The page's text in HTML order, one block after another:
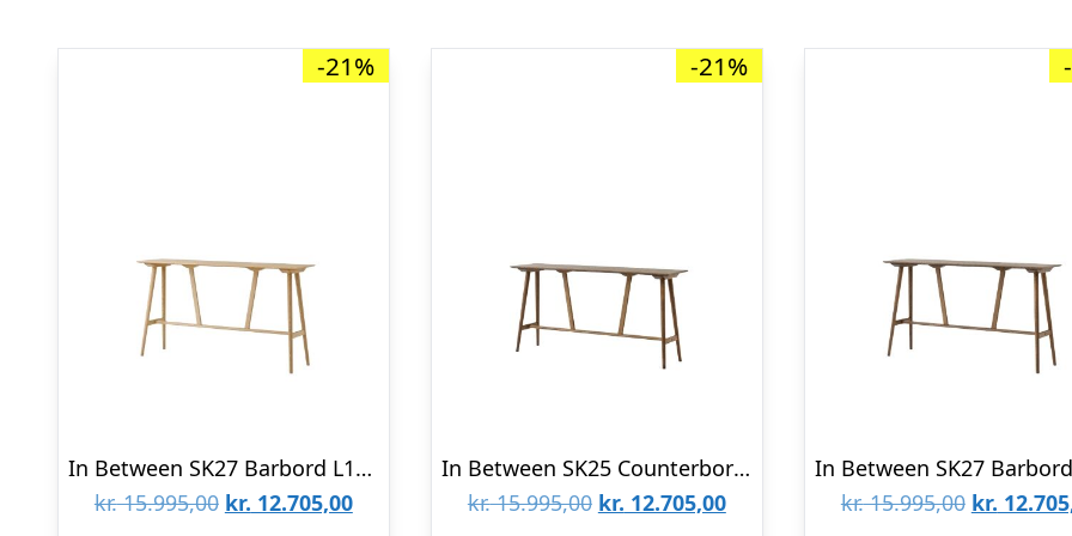
-21%
In Between SK27 Barbord L190 Lakeret Eg
kr.15.995,00 Den
kr. 12.705,00Den
-21%
In Between SK25 Counterbord L190 Røget Eg
kr.15.995,00 Den
kr. 12.705,00Den
kr.15.995,00 Den
kr.